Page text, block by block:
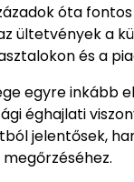
óta
ültetvények a
és a
egyre inkább
éghajlati
jelentősek,